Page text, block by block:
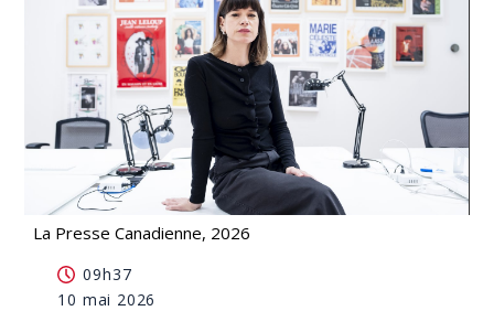
La Presse Canadienne, 2026
autour d'un enjeu tabou au travail
09h37
10 mai 2026